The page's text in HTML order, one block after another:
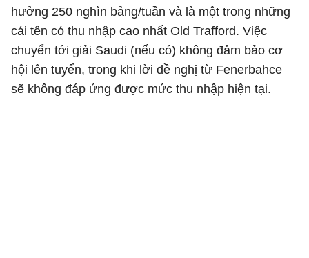
hưởng 250 nghìn bảng/tuần và là một trong những
cái tên có thu nhập cao nhất Old Trafford. Việc
chuyển tới giải Saudi (nếu có) không đảm bảo cơ
hội lên tuyển, trong khi lời đề nghị từ Fenerbahce
sẽ không đáp ứng được mức thu nhập hiện tại.